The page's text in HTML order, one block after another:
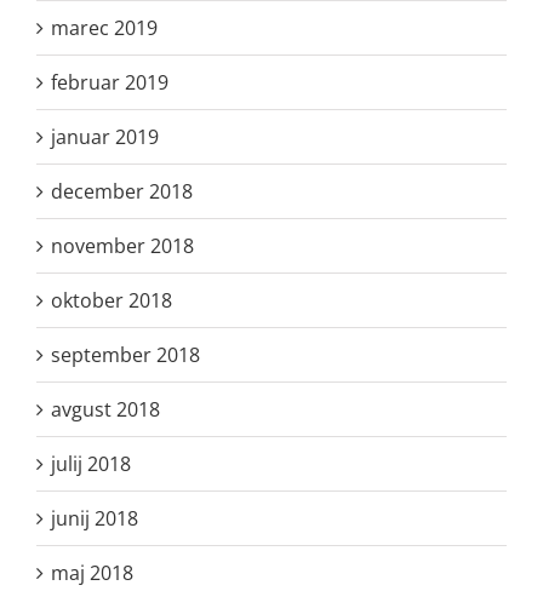
marec 2019
februar 2019
januar 2019
december 2018
november 2018
oktober 2018
september 2018
avgust 2018
julij 2018
junij 2018
maj 2018